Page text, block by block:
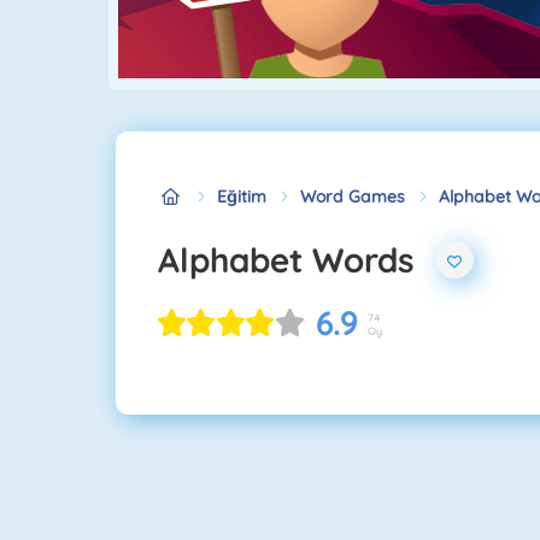
Eğitim Word Games Alphabet
Alphabet Words
6.9
74
Oy